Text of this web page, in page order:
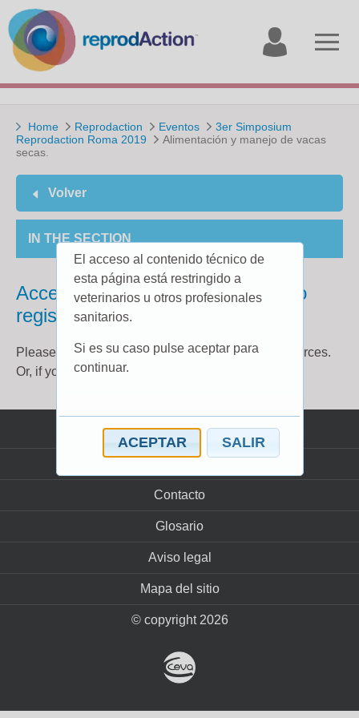
account
Home Reprodaction Eventos
3er Simposium
Reprodaction Roma 2019
Alimentación y manejo de vacas
secas.
Volver
IN THE SECTION
Access to this page is restricted to
registered users.
Please register hereto gain access to further resources.
Or, if you already have an account, log in
Política cookies
Contacto
Glosario
Aviso legal
Mapa del sitio
© copyright 2026
El acceso al contenido técnico de
esta página está restringido a
veterinarios u otros profesionales
sanitarios.
Si es su caso pulse aceptar para
continuar.
ACEPTAR SALIR